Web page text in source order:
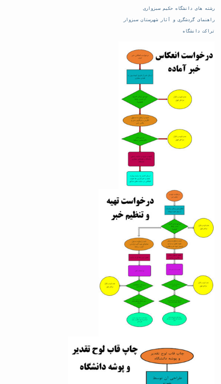
رشته های دانشگاه حکیم سبزواری
راهنمای گردشگری و آثار شهرستان سبزوار
تراکت دانشگاه